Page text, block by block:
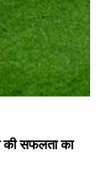
की सफलता का